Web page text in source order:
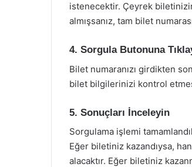
istenecektir. Çeyrek
almışsanız, tam bilet
4. Sorgula Butonuna
Bilet numaranızı girdikten
bilet bilgilerinizi kontrol
5. Sonuçları İnceleyin
Sorgulama işlemi
Eğer biletiniz kazandıysa,
alacaktır. Eğer biletiniz